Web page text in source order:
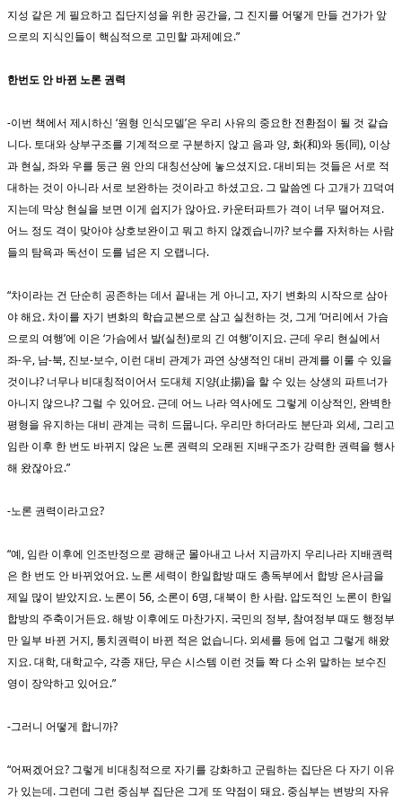
지성 같은 게 필요하고 집단지성을 위한 공간을, 그 진지를 어떻게 만들 건가가 앞
으로의 지식인들이 핵심적으로 고민할 과제예요.”
한번도 안 바뀐 노론 권력
-이번 책에서 제시하신 ‘원형 인식모델’은 우리 사유의 중요한 전환점이 될 것 같습
니다. 토대와 상부구조를 기계적으로 구분하지 않고 음과 양, 화(和)와 동(同), 이상
과 현실, 좌와 우를 둥근 원 안의 대칭선상에 놓으셨지요. 대비되는 것들은 서로 적
대하는 것이 아니라 서로 보완하는 것이라고 하셨고요. 그 말씀엔 다 고개가 끄덕여
지는데 막상 현실을 보면 이게 쉽지가 않아요. 카운터파트가 격이 너무 떨어져요.
어느 정도 격이 맞아야 상호보완이고 뭐고 하지 않겠습니까? 보수를 자처하는 사람
들의 탐욕과 독선이 도를 넘은 지 오랩니다.
“차이라는 건 단순히 공존하는 데서 끝내는 게 아니고, 자기 변화의 시작으로 삼아
야 해요. 차이를 자기 변화의 학습교본으로 삼고 실천하는 것, 그게 ‘머리에서 가슴
으로의 여행’에 이은 ‘가슴에서 발(실천)로의 긴 여행’이지요. 근데 우리 현실에서
좌-우, 남-북, 진보-보수, 이런 대비 관계가 과연 상생적인 대비 관계를 이룰 수 있을
것이냐? 너무나 비대칭적이어서 도대체 지양(止揚)을 할 수 있는 상생의 파트너가
아니지 않으냐? 그럴 수 있어요. 근데 어느 나라 역사에도 그렇게 이상적인, 완벽한
평형을 유지하는 대비 관계는 극히 드뭅니다. 우리만 하더라도 분단과 외세, 그리고
임란 이후 한 번도 바뀌지 않은 노론 권력의 오래된 지배구조가 강력한 권력을 행사
해 왔잖아요.”
-노론 권력이라고요?
“예, 임란 이후에 인조반정으로 광해군 몰아내고 나서 지금까지 우리나라 지배권력
은 한 번도 안 바뀌었어요. 노론 세력이 한일합방 때도 총독부에서 합방 은사금을
제일 많이 받았지요. 노론이 56, 소론이 6명, 대북이 한 사람. 압도적인 노론이 한일
합방의 주축이거든요. 해방 이후에도 마찬가지. 국민의 정부, 참여정부 때도 행정부
만 일부 바뀐 거지, 통치권력이 바뀐 적은 없습니다. 외세를 등에 업고 그렇게 해왔
지요. 대학, 대학교수, 각종 재단, 무슨 시스템 이런 것들 쫙 다 소위 말하는 보수진
영이 장악하고 있어요.”
-그러니 어떻게 합니까?
“어쩌겠어요? 그렇게 비대칭적으로 자기를 강화하고 군림하는 집단은 다 자기 이유
가 있는데. 그런데 그런 중심부 집단은 그게 또 약점이 돼요. 중심부는 변방의 자유